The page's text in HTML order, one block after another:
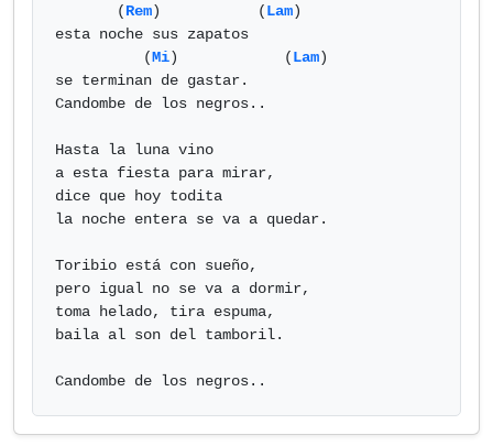
       (
Rem)           (Lam)
esta noche sus zapatos
          (
Mi)            (Lam)
se terminan de gastar.
Candombe de los negros..
Hasta la luna vino
a esta fiesta para mirar,
dice que hoy todita
la noche entera se va a quedar.
Toribio está con sueño,
pero igual no se va a dormir,
toma helado, tira espuma,
baila al son del tamboril.
Candombe de los negros..